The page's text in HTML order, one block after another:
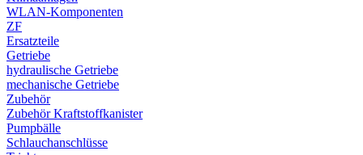
WLAN-Komponenten
ZF
Ersatzteile
Getriebe
hydraulische Getriebe
mechanische Getriebe
Zubehör
Zubehör Kraftstoffkanister
Pumpbälle
Schlauchanschlüsse